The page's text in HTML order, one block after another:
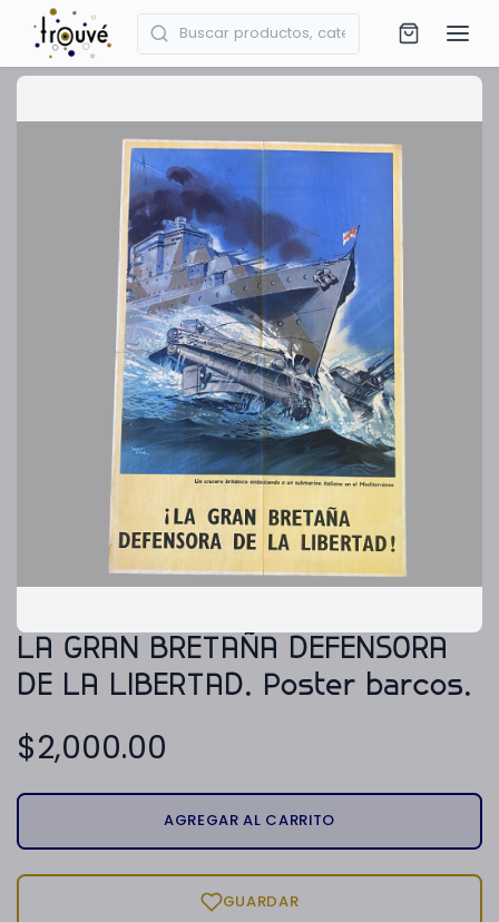
LA GRAN BRETAÑA DEFENSORA
DE LA LIBERTAD. Poster barcos.
$2,000.00
AGREGAR AL CARRITO
GUARDAR